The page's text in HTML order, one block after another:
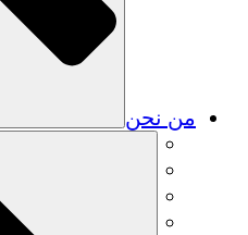
من نحن